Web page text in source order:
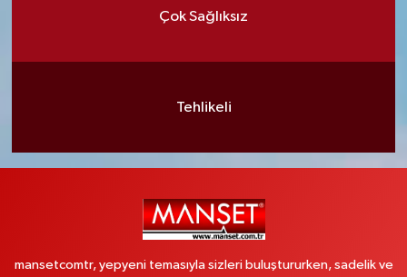
Çok Sağlıksız
Tehlikeli
mansetcomtr, yepyeni temasıyla sizleri buluştururken, sadelik ve